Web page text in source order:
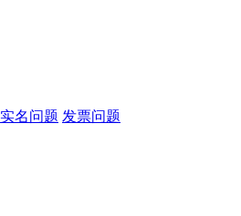
实名问题 发票问题